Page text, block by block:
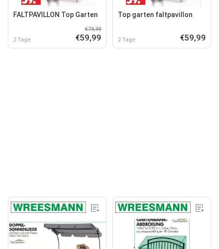
FALTPAVILLON Top Garten
2 Tage
€79,99
€59,99
Top garten faltpavillon
2 Tage €59,99